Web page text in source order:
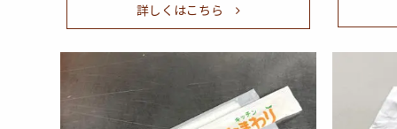
詳しくはこちら